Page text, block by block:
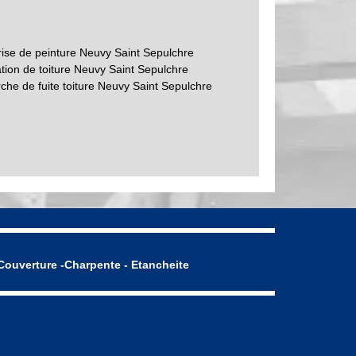
de peinture Neuvy Saint Sepulchre
de toiture Neuvy Saint Sepulchre
de fuite toiture Neuvy Saint Sepulchre
-Charpente - Etancheite